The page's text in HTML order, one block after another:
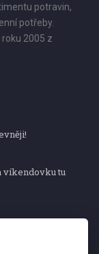
potravin,
potřeby.
2005 z
víkendovku tu
tu